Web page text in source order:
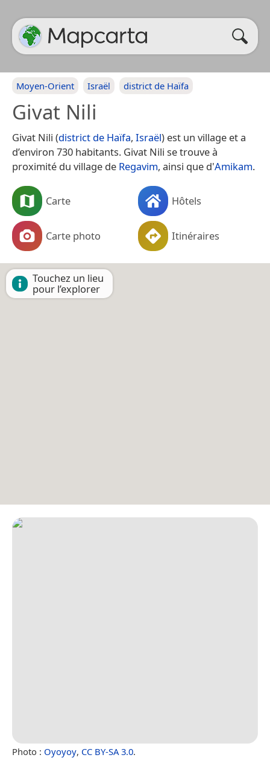
Moyen-Orient Israël district de Haïfa
Givat Nili
Givat Nili (district de Haïfa, Israël) est un village et a
d’environ 730 habitants. Givat Nili se trouve à
proximité du village de Regavim, ainsi que d'Amikam.
Carte Hôtels
Carte photo Itinéraires
Touchez un lieu
pour l’explorer
Photo : Oyoyoy, CC BY-SA 3.0.